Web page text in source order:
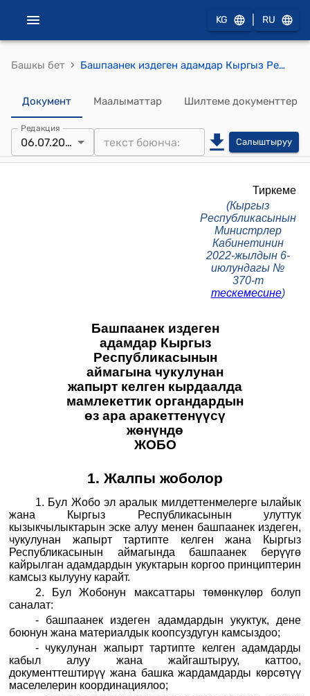
KG RU
Башкы бет › Башпаанек издеген адамдар Кыргыз Республикасынын аймагына чукулунан жапырт келген кырдаалда мамлекеттик органдардын өз ара аракеттенүүсү жөнүндө жобо (КР Министрлер Кабинетинин 2022-жылдын 6-июлундагы № 370-т тескемесине)
Документ Маалыматтар Шилтеме документтер
Редакция
06.07.2022 Салыштыруу